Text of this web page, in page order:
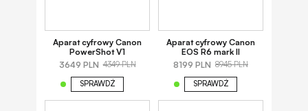
Aparat cyfrowy Canon
PowerShot V1
3649 PLN 4349 PLN
SPRAWDŹ
Aparat cyfrowy Canon
EOS R6 mark II
8199 PLN 8945 PLN
SPRAWDŹ